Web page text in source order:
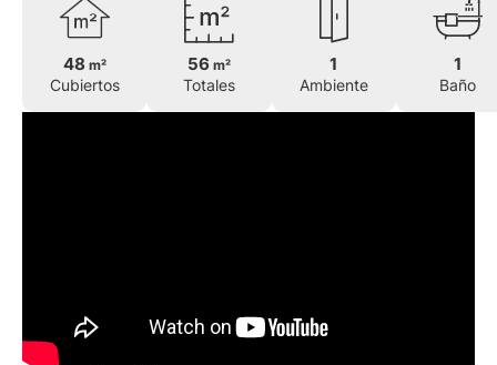
48 m²
Cubiertos
56 m²
Totales
1
Ambiente
1
Baño